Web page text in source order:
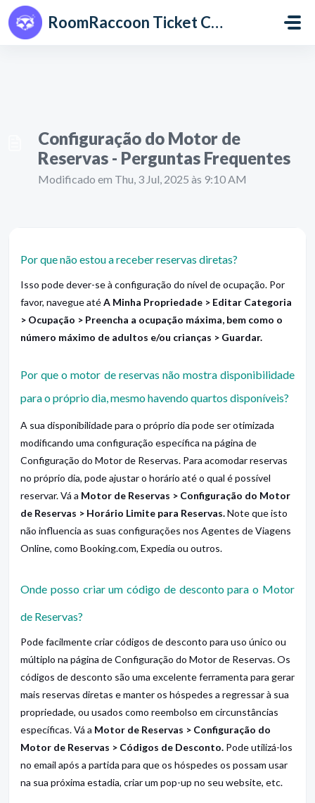
Avançar para o conteúdo principal
RoomRaccoon Ticket Centre
Configuração do Motor de
Reservas - Perguntas Frequentes
Modificado em Thu, 3 Jul, 2025 às 9:10 AM
Por que não estou a receber reservas diretas?
Isso pode dever-se à configuração do nível de ocupação. Por
favor, navegue atéA Minha Propriedade > Editar Categoria
> Ocupação > Preencha a ocupação máxima, bem como o
número máximo de adultos e/ou crianças > Guardar.
Por que o motor de reservas não mostra disponibilidade
para o próprio dia, mesmo havendo quartos disponíveis?
A sua disponibilidade para o próprio dia pode ser otimizada
modificando uma configuração específica na página de
Configuração do Motor de Reservas. Para acomodar reservas
no próprio dia, pode ajustar o horário até o qual é possível
reservar. Vá a Motor de Reservas > Configuração do Motor
de Reservas > Horário Limite para Reservas.Note que isto
não influencia as suas configurações nos Agentes de Viagens
Online, como Booking.com, Expedia ou outros.
Onde posso criar um código de desconto para o Motor
de Reservas?
Pode facilmente criar códigos de desconto para uso único ou
múltiplo na página de Configuração do Motor de Reservas. Os
códigos de desconto são uma excelente ferramenta para gerar
mais reservas diretas e manter os hóspedes a regressar à sua
propriedade, ou usados como reembolso em circunstâncias
específicas. Vá a Motor de Reservas > Configuração do
Motor de Reservas > Códigos de Desconto. Pode utilizá-los
no email após a partida para que os hóspedes os possam usar
na sua próxima estadia, criar um pop-up no seu website, etc.